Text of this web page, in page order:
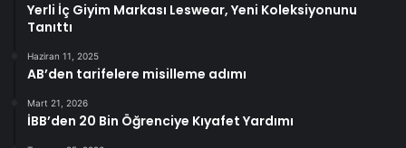
Yerli İç Giyim Markası Leswear, Yeni Koleksiyonunu
Tanıttı
Haziran 11, 2025
AB’den tarifelere misilleme adımı
Mart 21, 2026
İBB’den 20 Bin Öğrenciye Kıyafet Yardımı